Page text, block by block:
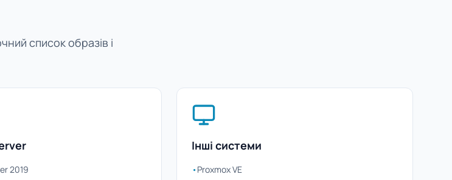
список образів і
2019
Інші системи
•Proxmox VE